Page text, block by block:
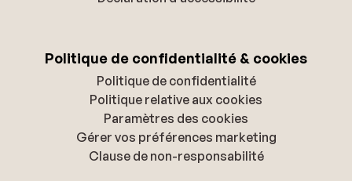
Politique de confidentialité & cookies
Politique de confidentialité
Politique relative aux cookies
Paramètres des cookies
Gérer vos préférences marketing
Clause de non-responsabilité